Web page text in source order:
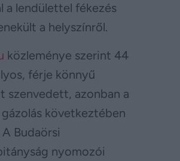
a lendülettel fékezés
a helyszínről.
közleménye szerint 44
férje könnyű
szenvedett, azonban a
következtében
Budaörsi
nyomozói